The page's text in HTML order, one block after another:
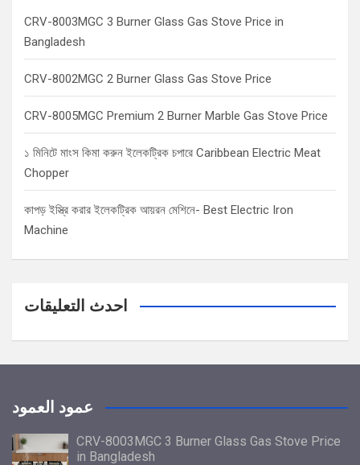
CRV-8003MGC 3 Burner Glass Gas Stove Price in
Bangladesh
CRV-8002MGC 2 Burner Glass Gas Stove Price
CRV-8005MGC Premium 2 Burner Marble Gas Stove Price
১ মিনিটে মাংস কিমা করুন ইলেকট্রিক চপারে Caribbean Electric Meat
Chopper
কাপড় ইস্ত্রি করার ইলেকট্রিক আয়রন মেশিনে- Best Electric Iron
Machine
احدث التعليقات
عمود العمود
CRV-8003MGC 3 Burner Glass Gas Stove Price
in Bangladesh